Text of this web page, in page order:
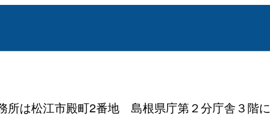
は松江市殿町2番地 島根県庁第２分庁舎３階